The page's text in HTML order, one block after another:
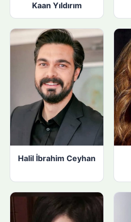
Kaan Yıldırım
Halil İbrahim Ceyhan